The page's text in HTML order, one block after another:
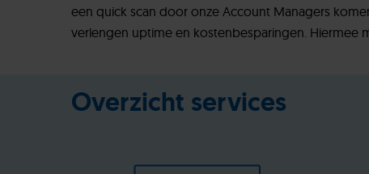
een quick scan door onze Account Managers
verlengen uptime en kostenbesparingen. Hiermee
Overzicht services